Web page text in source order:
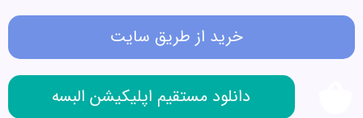
خرید از طریق سایت
دانلود مستقیم اپلیکیشن البسه